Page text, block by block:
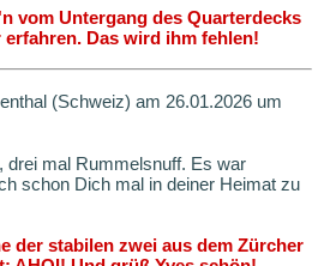
vom Untergang des Quarterdecks
Das wird ihm fehlen!
(Schweiz) am 26.01.2026 um
drei mal Rummelsnuff. Es war
schon Dich mal in deiner Heimat zu
der stabilen zwei aus dem Zürcher